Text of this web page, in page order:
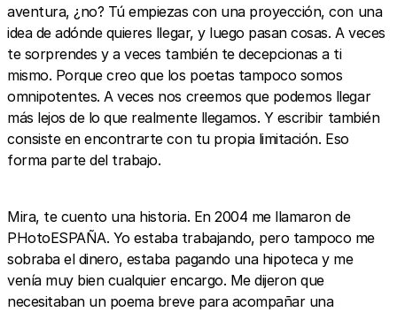
aventura, ¿no? Tú empiezas con una proyección, con una
idea de adónde quieres llegar, y luego pasan cosas. A veces
te sorprendes y a veces también te decepcionas a ti
mismo. Porque creo que los poetas tampoco somos
omnipotentes. A veces nos creemos que podemos llegar
más lejos de lo que realmente llegamos. Y escribir también
consiste en encontrarte con tu propia limitación. Eso
forma parte del trabajo.
Mira, te cuento una historia. En 2004 me llamaron de
PHotoESPAÑA. Yo estaba trabajando, pero tampoco me
sobraba el dinero, estaba pagando una hipoteca y me
venía muy bien cualquier encargo. Me dijeron que
necesitaban un poema breve para acompañar una